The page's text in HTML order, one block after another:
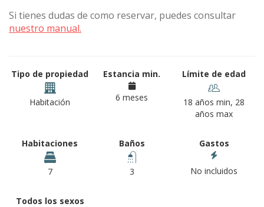
Si tienes dudas de como reservar, puedes consultar
nuestro manual.
Tipo de propiedad
Habitación
Estancia min.
6 meses
Límite de edad
18 años min, 28
años max
Habitaciones
7
Baños
3
Gastos
No incluidos
Todos los sexos